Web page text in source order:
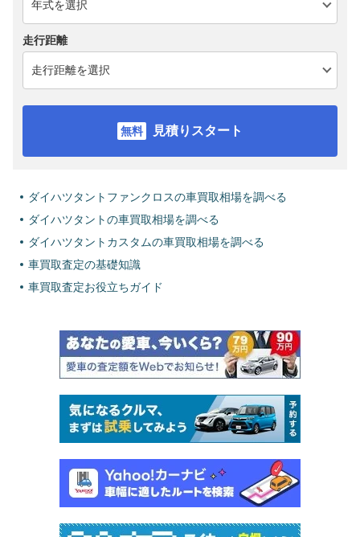
走行距離
見積りスタート
ダイハツタントファンクロスの車買取相場を調べる
ダイハツタントの車買取相場を調べる
ダイハツタントカスタムの車買取相場を調べる
車買取査定の基礎知識
車買取査定お役立ちガイド